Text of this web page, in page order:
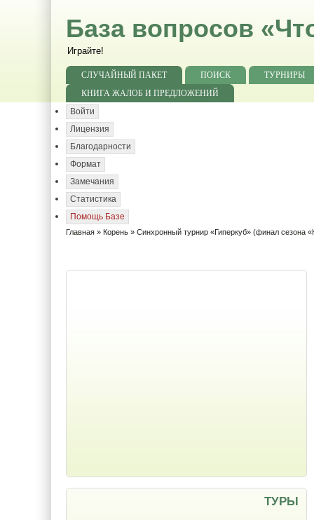
База вопросов
Играйте!
СЛУЧАЙНЫЙ ПАКЕТ ПОИСК
ТУРНИРЫ
КНИГА ЖАЛОБ И ПРЕДЛОЖЕНИЙ
Войти
Лицензия
Благодарности
Формат
Замечания
Статистика
Помощь Базе
Главная » Корень » Синхронный турнир «Гиперкуб» (финал сезона
ТУРЫ